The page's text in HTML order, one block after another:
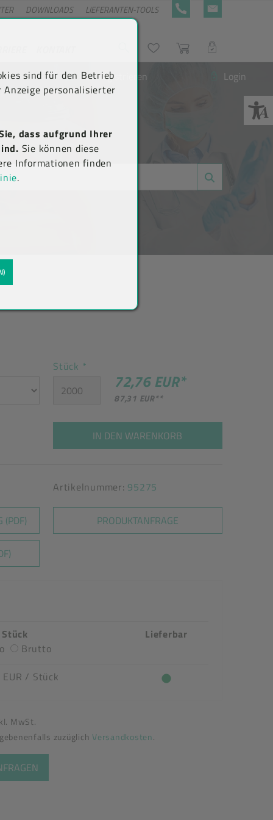
DOWNLOADS LIEFERANTEN-TOOLS +43 5576 7177 818
WunschlisteWarenkorb
LOGIN
Neu registrieren
Login
Stück *
72,76 EUR*
87,31 EUR**
IN DEN WARENKORB
Artikelnummer: 95275
(PDF) PRODUKTANFRAGE
Brutto
Lieferbar
/ Stück
MwSt.
zuzüglich Versandkosten.
sind für den Betrieb
personalisierter
dass aufgrund Ihrer
Sie können diese
Informationen finden
.